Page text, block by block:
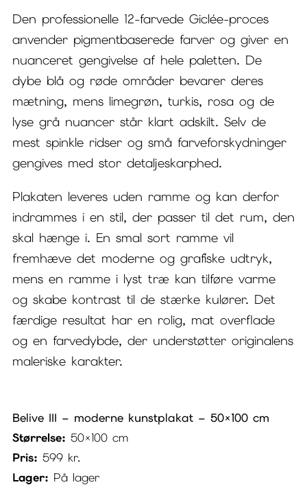
Den professionelle 12-farvede Giclée-proces
anvender pigmentbaserede farver og giver en
nuanceret gengivelse af hele paletten. De
dybe blå og røde områder bevarer deres
mætning, mens limegrøn, turkis, rosa og de
lyse grå nuancer står klart adskilt. Selv de
mest spinkle ridser og små farveforskydninger
gengives med stor detaljeskarphed.
Plakaten leveres uden ramme og kan derfor
indrammes i en stil, der passer til det rum, den
skal hænge i. En smal sort ramme vil
fremhæve det moderne og grafiske udtryk,
mens en ramme i lyst træ kan tilføre varme
og skabe kontrast til de stærke kulører. Det
færdige resultat har en rolig, mat overflade
og en farvedybde, der understøtter originalens
maleriske karakter.
Belive III – moderne kunstplakat – 50×100 cm
Størrelse: 50×100 cm
Pris: 599 kr.
Lager: På lager